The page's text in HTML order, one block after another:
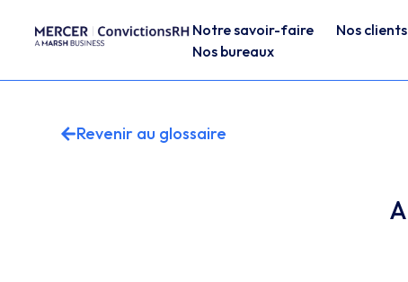
Notre savoir-faire Nos clients
Nos bureaux
Revenir au glossaire
A